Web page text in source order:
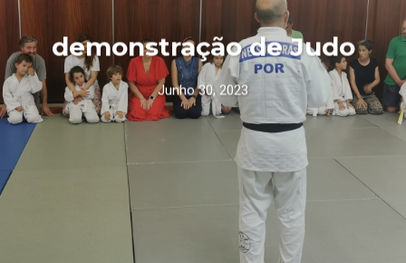
demonstração de Judo
Junho 30, 2023